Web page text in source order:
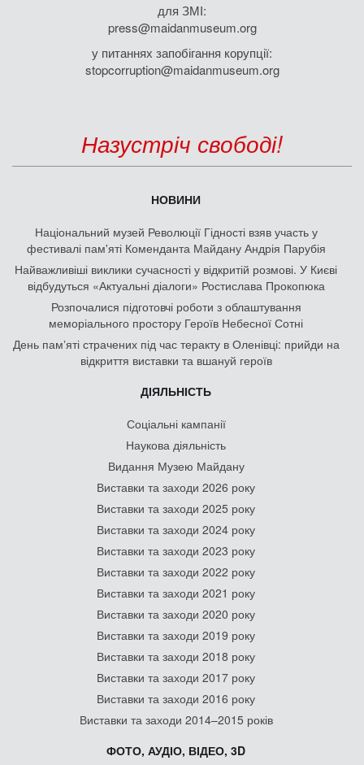
для ЗМІ:
press@maidanmuseum.org
у питаннях запобігання корупції:
stopcorruption@maidanmuseum.org
Назустріч свободі!
НОВИНИ
Національний музей Революції Гідності взяв участь у
фестивалі пам'яті Коменданта Майдану Андрія Парубія
Найважливіші виклики сучасності у відкритій розмові. У Києві
відбудуться «Актуальні діалоги» Ростислава Прокопюка
Розпочалися підготовчі роботи з облаштування
меморіального простору Героїв Небесної Сотні
День памʼяті страчених під час теракту в Оленівці: прийди на
відкриття виставки та вшануй героїв
ДІЯЛЬНІСТЬ
Соціальні кампанії
Наукова діяльність
Видання Музею Майдану
Виставки та заходи 2026 року
Виставки та заходи 2025 року
Виставки та заходи 2024 року
Виставки та заходи 2023 року
Виставки та заходи 2022 року
Виставки та заходи 2021 року
Виставки та заходи 2020 року
Виставки та заходи 2019 року
Виставки та заходи 2018 року
Виставки та заходи 2017 року
Виставки та заходи 2016 року
Виставки та заходи 2014–2015 років
ФОТО, АУДІО, ВІДЕО, 3D